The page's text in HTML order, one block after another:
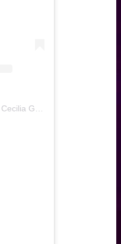
Una publicación compartida por Cecilia Gutiérrez (@ceci.gutierrez)